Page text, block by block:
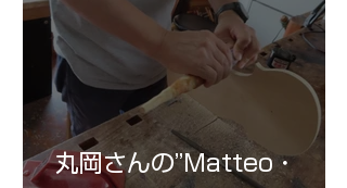
丸岡さんの”Matteo・